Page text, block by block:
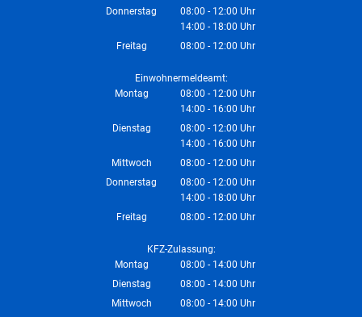
Von 08:00 bis 12:00 Uhr
Donnerstag 08:00 - 12:00 Uhr
Von 08:00 bis 12:00 Uhr
14:00 - 18:00 Uhr
Von 14:00 bis 18:00 Uhr
Freitag 08:00 - 12:00 Uhr
Einwohnermeldeamt:
Montag
08:00 - 12:00 Uhr
Von 08:00 bis 12:00 Uhr
14:00 - 16:00 Uhr
Von 14:00 bis 16:00 Uhr
Dienstag 08:00 - 12:00 Uhr
Von 08:00 bis 12:00 Uhr
14:00 - 16:00 Uhr
Von 14:00 bis 16:00 Uhr
Mittwoch 08:00 - 12:00 Uhr
Von 08:00 bis 12:00 Uhr
Donnerstag 08:00 - 12:00 Uhr
Von 08:00 bis 12:00 Uhr
14:00 - 18:00 Uhr
Von 14:00 bis 18:00 Uhr
Freitag 08:00 - 12:00 Uhr
KFZ-Zulassung:
Montag
08:00 - 14:00 Uhr
Von 08:00 bis 14:00 Uhr
Dienstag 08:00 - 14:00 Uhr
Von 08:00 bis 14:00 Uhr
Mittwoch 08:00 - 14:00 Uhr